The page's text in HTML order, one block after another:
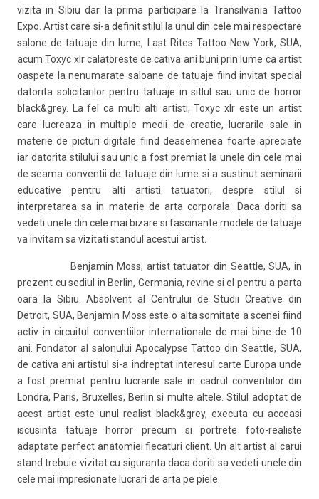
vizita in Sibiu dar la prima participare la Transilvania Tattoo
Expo. Artist care si-a definit stilul la unul din cele mai respectare
salone de tatuaje din lume, Last Rites Tattoo New York, SUA,
acum Toxyc xlr calatoreste de cativa ani buni prin lume ca artist
oaspete la nenumarate saloane de tatuaje fiind invitat special
datorita solicitarilor pentru tatuaje in sitlul sau unic de horror
black&grey. La fel ca multi alti artisti, Toxyc xlr este un artist
care lucreaza in multiple medii de creatie, lucrarile sale in
materie de picturi digitale fiind deasemenea foarte apreciate
iar datorita stilului sau unic a fost premiat la unele din cele mai
de seama conventii de tatuaje din lume si a sustinut seminarii
educative pentru alti artisti tatuatori, despre stilul si
interpretarea sa in materie de arta corporala. Daca doriti sa
vedeti unele din cele mai bizare si fascinante modele de tatuaje
va invitam sa vizitati standul acestui artist.
Benjamin Moss, artist tatuator din Seattle, SUA, in
prezent cu sediul in Berlin, Germania, revine si el pentru a parta
oara la Sibiu. Absolvent al Centrului de Studii Creative din
Detroit, SUA, Benjamin Moss este o alta somitate a scenei fiind
activ in circuitul conventiilor internationale de mai bine de 10
ani. Fondator al salonului Apocalypse Tattoo din Seattle, SUA,
de cativa ani artistul si-a indreptat interesul carte Europa unde
a fost premiat pentru lucrarile sale in cadrul conventiilor din
Londra, Paris, Bruxelles, Berlin si multe altele. Stilul adoptat de
acest artist este unul realist black&grey, executa cu acceasi
iscusinta tatuaje horror precum si portrete foto-realiste
adaptate perfect anatomiei fiecaturi client. Un alt artist al carui
stand trebuie vizitat cu siguranta daca doriti sa vedeti unele din
cele mai impresionate lucrari de arta pe piele.